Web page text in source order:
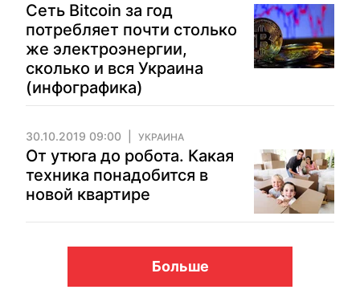
Сеть Bitcoin за год
потребляет почти столько
же электроэнергии,
сколько и вся Украина
(инфографика)
30.10.2019 09:00 УКРАИНА
От утюга до робота. Какая
техника понадобится в
новой квартире
Больше